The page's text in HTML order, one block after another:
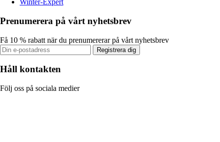
Winter-Expert
Prenumerera på vårt nyhetsbrev
Få 10 % rabatt när du prenumererar på vårt nyhetsbrev
Registrera dig
Håll kontakten
Följ oss på sociala medier